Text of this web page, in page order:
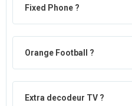
Fixed Phone ?
Orange Football ?
Extra decodeur TV ?